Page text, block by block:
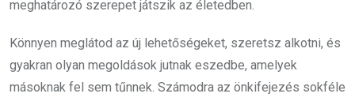
meghatározó szerepet játszik az életedben.
Könnyen meglátod az új lehetőségeket, szeretsz alkotni, és
gyakran olyan megoldások jutnak eszedbe, amelyek
másoknak fel sem tűnnek. Számodra az önkifejezés sokféle